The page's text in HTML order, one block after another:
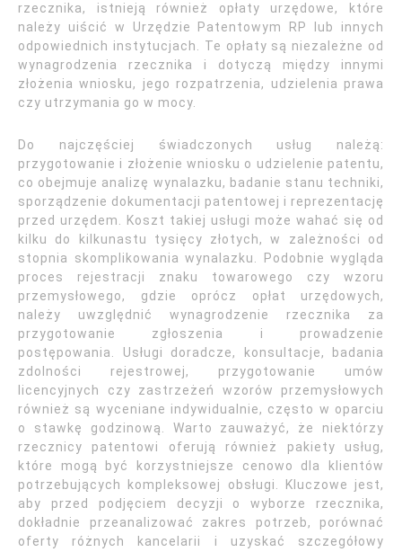
rzecznika, istnieją również opłaty urzędowe, które
należy uiścić w Urzędzie Patentowym RP lub innych
odpowiednich instytucjach. Te opłaty są niezależne od
wynagrodzenia rzecznika i dotyczą między innymi
złożenia wniosku, jego rozpatrzenia, udzielenia prawa
czy utrzymania go w mocy.
Do najczęściej świadczonych usług należą:
przygotowanie i złożenie wniosku o udzielenie patentu,
co obejmuje analizę wynalazku, badanie stanu techniki,
sporządzenie dokumentacji patentowej i reprezentację
przed urzędem. Koszt takiej usługi może wahać się od
kilku do kilkunastu tysięcy złotych, w zależności od
stopnia skomplikowania wynalazku. Podobnie wygląda
proces rejestracji znaku towarowego czy wzoru
przemysłowego, gdzie oprócz opłat urzędowych,
należy uwzględnić wynagrodzenie rzecznika za
przygotowanie zgłoszenia i prowadzenie
postępowania. Usługi doradcze, konsultacje, badania
zdolności rejestrowej, przygotowanie umów
licencyjnych czy zastrzeżeń wzorów przemysłowych
również są wyceniane indywidualnie, często w oparciu
o stawkę godzinową. Warto zauważyć, że niektórzy
rzecznicy patentowi oferują również pakiety usług,
które mogą być korzystniejsze cenowo dla klientów
potrzebujących kompleksowej obsługi. Kluczowe jest,
aby przed podjęciem decyzji o wyborze rzecznika,
dokładnie przeanalizować zakres potrzeb, porównać
oferty różnych kancelarii i uzyskać szczegółowy